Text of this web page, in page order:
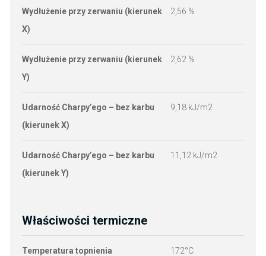
Wydłużenie przy zerwaniu (kierunek
X)
2,56 %
Wydłużenie przy zerwaniu (kierunek
Y)
2,62 %
Udarność Charpy’ego – bez karbu
(kierunek X)
9,18 kJ/m2
Udarność Charpy’ego – bez karbu
(kierunek Y)
11,12 kJ/m2
Właściwości termiczne
Temperatura topnienia 172°C